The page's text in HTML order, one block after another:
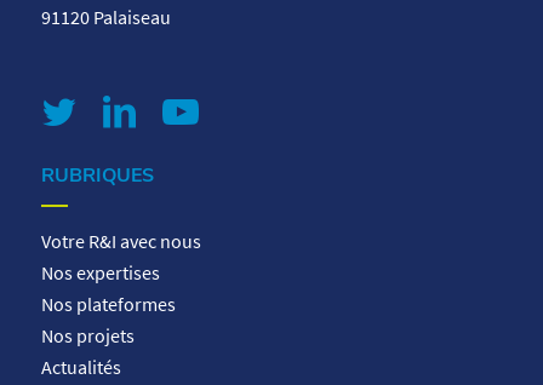
91120 Palaiseau
RUBRIQUES
Votre R&I avec nous
Nos expertises
Nos plateformes
Nos projets
Actualités